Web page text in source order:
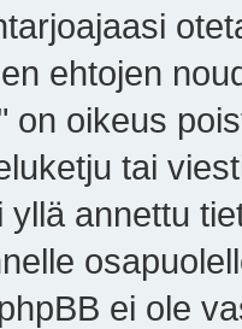
ehtojen
on oikeus
tai
annettu
ei ole